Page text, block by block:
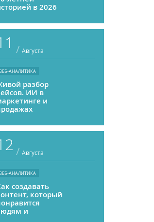
в 2026
ROMI
чем
/ Августа
ВЕБ-АНАЛИТИКА
разбор
ИИ в
и
/ Августа
ВЕБ-АНАЛИТИКА
создавать
который
и